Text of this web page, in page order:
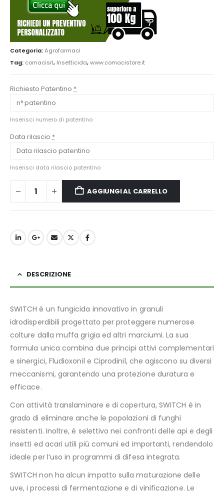
Categoria:Agrofarmaci
Tag: comacisrl, Insetticida,www.comacistore.it
Richiesto Patentino *
Inserisci numero di patentino
Data rilascio *
Inserisci data rilascio patentino
AGGIUNGI AL CARRELLO
DESCRIZIONE
SWITCH è un fungicida innovativo in granuli
idrodisperdibili progettato per proteggere numerose
colture dalla muffa grigia ed altri marciumi. La sua
formula unica combina due principi attivi complementari
e sinergici, Fludioxonil e Ciprodinil, che agiscono su diversi
meccanismi, garantendo una protezione duratura e
efficace.
Con attività translaminare e di copertura, SWITCH è in
grado di eliminare anche le popolazioni di funghi
resistenti. Inoltre, è selettivo nei confronti delle api e degli
insetti ed acari utili più comuni ed importanti, rendendolo
ideale per l’uso in programmi di difesa integrata.
SWITCH non ha alcun impatto sulla maturazione delle
uve, i processi di fermentazione e di vinificazione. Le